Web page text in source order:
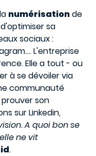
numérisationde
sa
sociaux :
L'entreprise
Elle a tout - ou
à se dévoiler via
communauté
son
sur Linkedin,
A quoi bon se
ne vit
.